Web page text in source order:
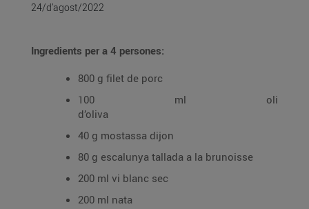
24/d’agost/2022
Ingredients per a 4 persones:
800 g filet de porc
100 ml oli
d’oliva
40 g mostassa dijon
80 g escalunya tallada a la brunoisse
200 ml vi blanc sec
200 ml nata